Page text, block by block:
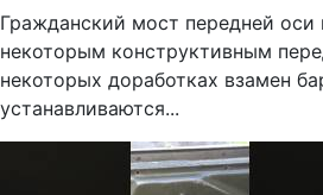
Гражданский мост передней оси
некоторым конструктивным
некоторых доработках взамен
устанавливаются...